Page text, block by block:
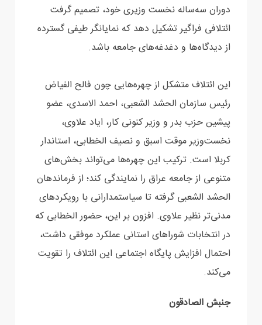
دوران سه‌ساله نخست وزیری خود، تصمیم گرفت
ائتلافی فراگیر ‏تشکیل دهد که نمایانگر طیفی گسترده
از دیدگاه‌ها و دغدغه‌های جامعه باشد.‏
این ائتلاف متشکل از چهره‌هایی چون فالح الفیاض
رئیس سازمان الحشد الشعبی، احمد الاسدی، عضو
پیشین ‏حزب بدر و وزیر کنونی کار، ایاد علاوی،
نخست‌وزیر موقت اسبق و نصیف الخطابی، استاندار
کربلا است. ‏ترکیب این چهره‌ها می‌تواند بخش‌های
متنوعی از جامعه عراق را نمایندگی کند؛ از فرماندهان
الحشد الشعبی ‏گرفته تا سیاستمدارانی با رویکردهای
مدنی‌تر نظیر علاوی. افزون بر این، حضور الخطابی که
در انتخابات ‏شوراهای استانی عملکرد موفقی داشت،
احتمال افزایش پایگاه اجتماعی این ائتلاف را تقویت
می‌کند.‏
جنبش الصادقون